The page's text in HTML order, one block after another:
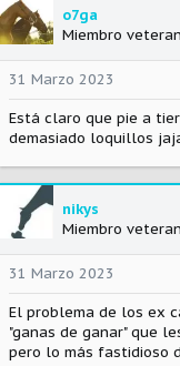
c
i
n
e
s
:
o7ga
Miembro
31 Marzo 2023
Está claro que pie a
demasiado loquillos
nikys
Miembro
31 Marzo 2023
El problema de los ex
"ganas de ganar" que
pero lo más fastidioso